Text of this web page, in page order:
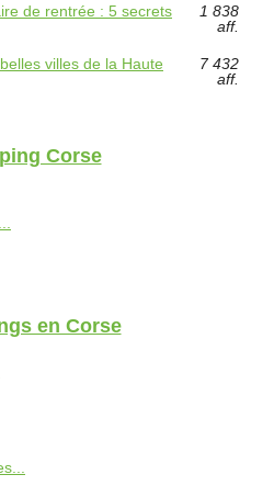
de rentrée : 5 secrets
1 838
aff.
villes de la Haute
7 432
aff.
Corse
en Corse